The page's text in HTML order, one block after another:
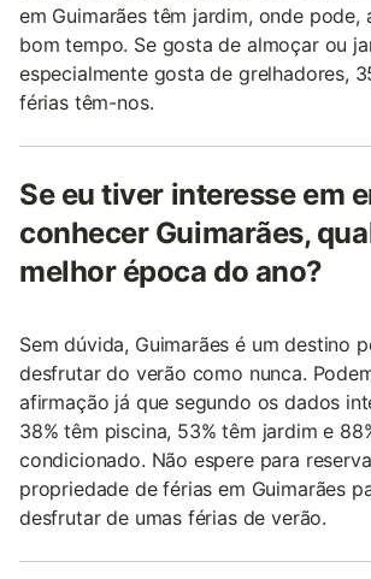
em Guimarães têm jardim, onde pode,
bom tempo. Se gosta de almoçar ou
especialmente gosta de grelhadores,
férias têm-nos.
Se eu tiver interesse em
conhecer Guimarães,
melhor época do ano?
Sem dúvida, Guimarães é um destino
desfrutar do verão como nunca.
afirmação já que segundo os dados
38% têm piscina, 53% têm jardim e
condicionado. Não espere para
propriedade de férias em Guimarães
desfrutar de umas férias de verão.